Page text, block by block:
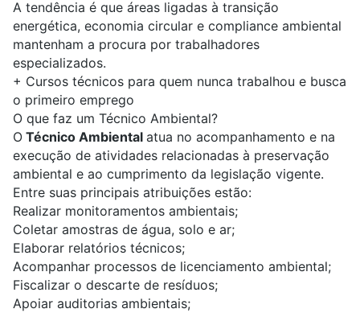
A tendência é que áreas ligadas à transição
energética, economia circular e compliance ambiental
mantenham a procura por trabalhadores
especializados.
+ Cursos técnicos para quem nunca trabalhou e busca
o primeiro emprego
O que faz um Técnico Ambiental?
O Técnico Ambiental atua no acompanhamento e na
execução de atividades relacionadas à preservação
ambiental e ao cumprimento da legislação vigente.
Entre suas principais atribuições estão:
Realizar monitoramentos ambientais;
Coletar amostras de água, solo e ar;
Elaborar relatórios técnicos;
Acompanhar processos de licenciamento ambiental;
Fiscalizar o descarte de resíduos;
Apoiar auditorias ambientais;